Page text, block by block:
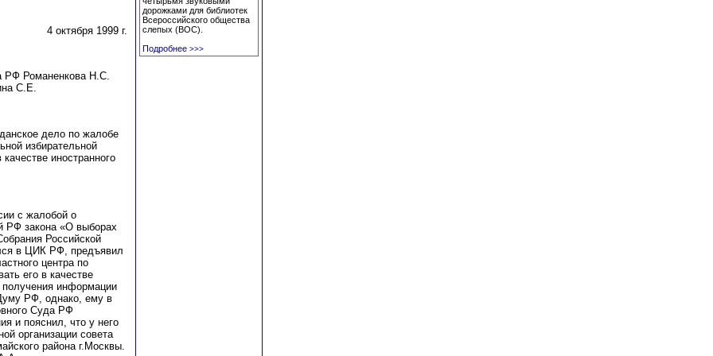
4 октября 1999 г.
РФ Романенкова Н.С.
С.Е.
дело по жалобе
избирательной
иностранного
с жалобой о
РФ закона «О выборах
Российской
в ЦИК РФ, предъявил
центра по
его в качестве
информации
РФ, однако, ему в
Суда РФ
и пояснил, что у него
организации совета
района г.Москвы.
дорожками для библиотек
Всероссийского общества
слепых (ВОС).
Подробнее >>>